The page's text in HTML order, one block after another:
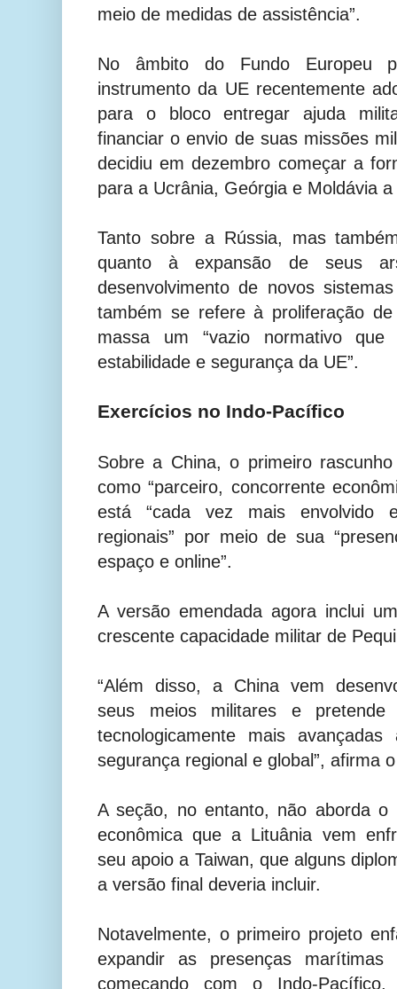
meio de medidas de assistência”.
No âmbito do Fundo Europeu
instrumento da UE recentemente
para o bloco entregar ajuda
financiar o envio de suas missões
decidiu em dezembro começar a
para a Ucrânia, Geórgia e Moldávia
Tanto sobre a Rússia, mas
quanto à expansão de seus
desenvolvimento de novos
também se refere à proliferação
massa um “vazio normativo que
estabilidade e segurança da UE”.
Exercícios no Indo-Pacífico
Sobre a China, o primeiro
como “parceiro, concorrente
está “cada vez mais envolvido
regionais” por meio de sua
espaço e online”.
A versão emendada agora inclui
crescente capacidade militar de
“Além disso, a China vem
seus meios militares e
tecnologicamente mais
segurança regional e global”, afirma
A seção, no entanto, não aborda
econômica que a Lituânia vem
seu apoio a Taiwan, que alguns
a versão final deveria incluir.
Notavelmente, o primeiro projeto
expandir as presenças
começando com o Indo-